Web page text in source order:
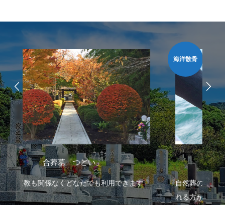
用できます
海洋散骨
海洋散骨
自然葬の方法の一つでもある『海洋散骨』を望
れる方が増えています